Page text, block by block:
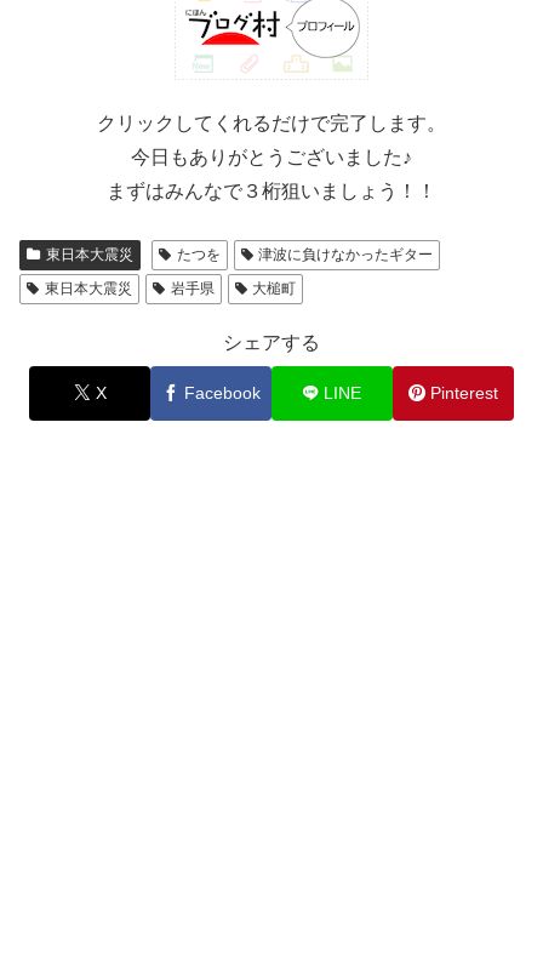
クリックしてくれるだけで完了します。
今日もありがとうございました♪
まずはみんなで３桁狙いましょう！！
東日本大震災 たつを
津波に負けなかったギター
東日本大震災
岩手県 大槌町
シェアする
X Facebook LINE Pinterest